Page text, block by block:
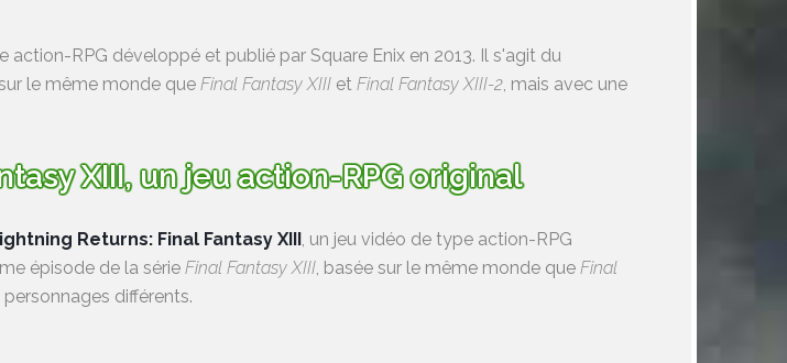
action-RPG développé et publié par Square Enix en 2013. Il s'agit du
le même monde que Final Fantasy XIII et Final Fantasy XIII-2, mais avec une
XIII, un jeu action-RPG original
Returns: Final Fantasy XIII, un jeu vidéo de type action-RPG
épisode de la série Final Fantasy XIII, basée sur le même monde que Final
différents.